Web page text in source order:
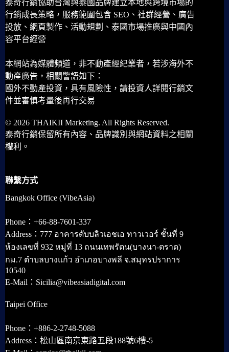
泰奇行銷協助台灣與泰國品牌建立本地與跨境市場的
行銷成長策略，服務範圍包含 SEO、社群經營、廣告
投放、網頁製作、活動規劃、泰國市場推廣與中國內
容平台經營
本網站為媒體頻道，非不動產經紀業者，若涉海外不
動產廣告，相關警語如下：
國外不動產投資，具有風險性，請投資人詳閱行銷文
件並審慎考量後再行交易
© 2026 THAIKII Marketing. All Rights Reserved.
泰奇行銷保留所有內容、品牌識別與網站資料之相關
權利。
聯繫方式
Bangkok Office (VibeAsia)
Phone：+66-88-7601-337
Address：777 อาคารดับบลิวเอชเอ ทาวเวอร์ ชั้นที่ 9
ห้องเลขที่ 932 หมู่ที่ 13 ถนนเทพรัตน(บางนา-ตราด)
กม.7 ตำบลบางแก้ว อำเภอบางพลี จ.สมุทรปราการ
10540
E-Mail：Sicilia@vibeasiadigital.com
Taipei Office
Phone：+886-2-2748-5088
Address：松山區南京東路五段188號6樓-5